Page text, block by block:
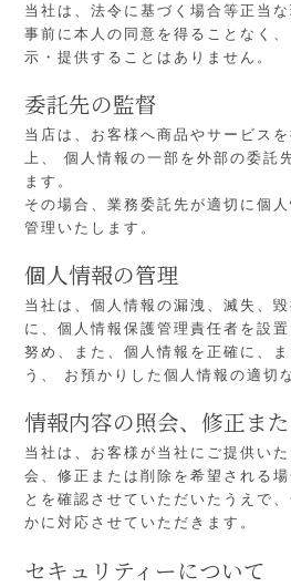
当社は、法令に基づく場合等正当
事前に本人の同意を得ることなく、
示・提供することはありません。
委託先の監督
当店は、お客様へ商品やサービス
上、
個人情報の一部を外部の委託
ます。
その場合、業務委託先が適切に個
管理いたします。
個人情報の管理
当社は、個人情報の漏洩、滅失、
に、個人情報保護管理責任者を設置
努め、また、個人情報を正確に、
う、
お預かりした個人情報の適切
情報内容の照会、修正ま
当社は、お客様が当社にご提供い
会、修正または削除を希望される場
とを確認させていただいたうえで
かに対応させていただきます。
セキュリティーについて